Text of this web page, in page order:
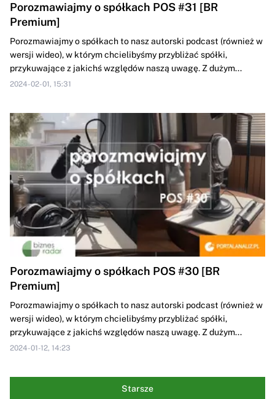
Porozmawiajmy o spółkach POS #31 [BR
Premium]
Porozmawiajmy o spółkach to nasz autorski podcast (również w
wersji wideo), w którym chcielibyśmy przybliżać spółki,
przykuwające z jakichś względów naszą uwagę. Z dużym...
2024-02-01, 15:31
Porozmawiajmy o spółkach POS #30 [BR
Premium]
Porozmawiajmy o spółkach to nasz autorski podcast (również w
wersji wideo), w którym chcielibyśmy przybliżać spółki,
przykuwające z jakichś względów naszą uwagę. Z dużym...
2024-01-12, 14:23
Starsze